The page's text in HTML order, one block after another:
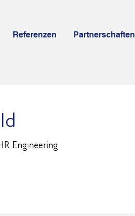
Referenzen Partnerschaften
Engineering